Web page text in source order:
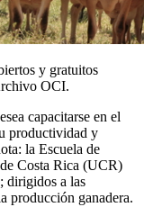
y gratuitos
OCI.
capacitarse en el
productividad y
la Escuela de
Costa Rica (UCR)
dirigidos a las
producción ganadera.